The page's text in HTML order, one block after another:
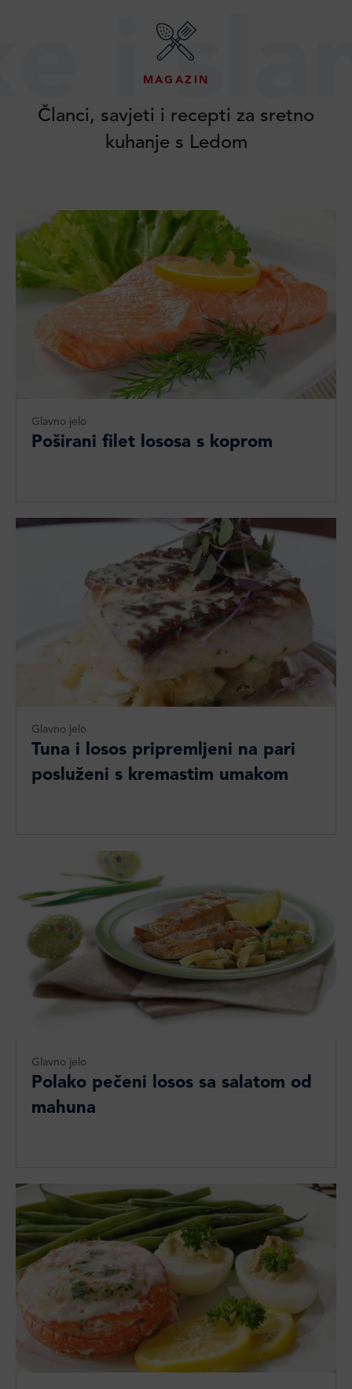
MAGAZIN
Članci, savjeti i recepti za sretno
kuhanje s Ledom
slane
Glavno jelo
Poširani filet lososa s koprom
Glavno jelo
Tuna i losos pripremljeni na pari
posluženi s kremastim umakom
Glavno jelo
Polako pečeni losos sa salatom od
mahuna